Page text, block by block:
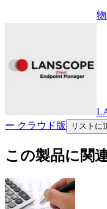
ー クラウド版
リストに
この製品に関